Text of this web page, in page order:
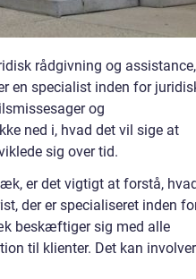
rådgivning og assistance,
en specialist inden for
og
ned i, hvad det vil sige at
sig over tid.
er det vigtigt at forstå,
der er specialiseret inden
beskæftiger sig med alle
til klienter. Det kan